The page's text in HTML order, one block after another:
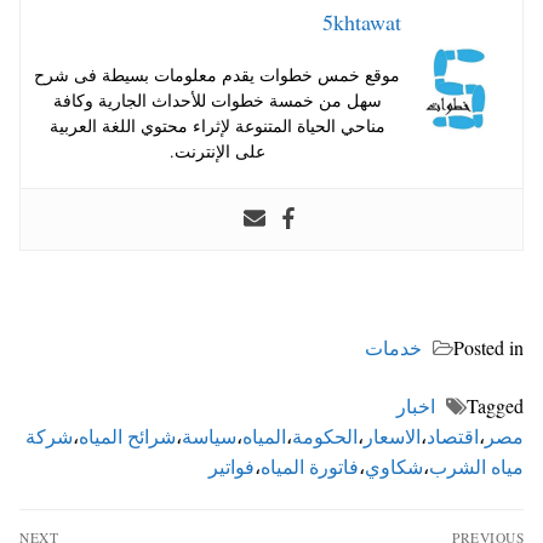
5khtawat
موقع خمس خطوات يقدم معلومات بسيطة فى شرح
سهل من خمسة خطوات للأحداث الجارية وكافة
مناحي الحياة المتنوعة لإثراء محتوي اللغة العربية
على الإنترنت.
Posted in خدمات
Tagged
اخبار
مصر ،اقتصاد،الاسعار ،الحكومة،المياه،سياسة،شرائح المياه،شركة
مياه الشرب،شكاوي،فاتورة المياه،فواتير
تصفّح
PREVIOUS
NEXT